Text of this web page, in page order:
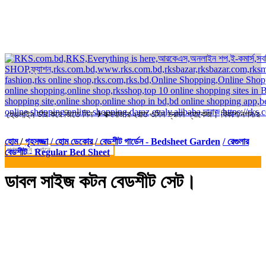
হেডলাইন
অর্ডার করে জিতে নিন ✈কক্সবাজার ২রাত ৩দিন ভ্রমন প্যাকেজ। বিকাশ/নগদ/
হোম/গৃহসজ্জা / হোম ডেকোর / বেডশীট গার্ডেন - Bedsheet Garden / রেগুলার
বেডশীট - Regular Bed Sheet
ডাবল সাইজ কটন বেডশীট সেট।